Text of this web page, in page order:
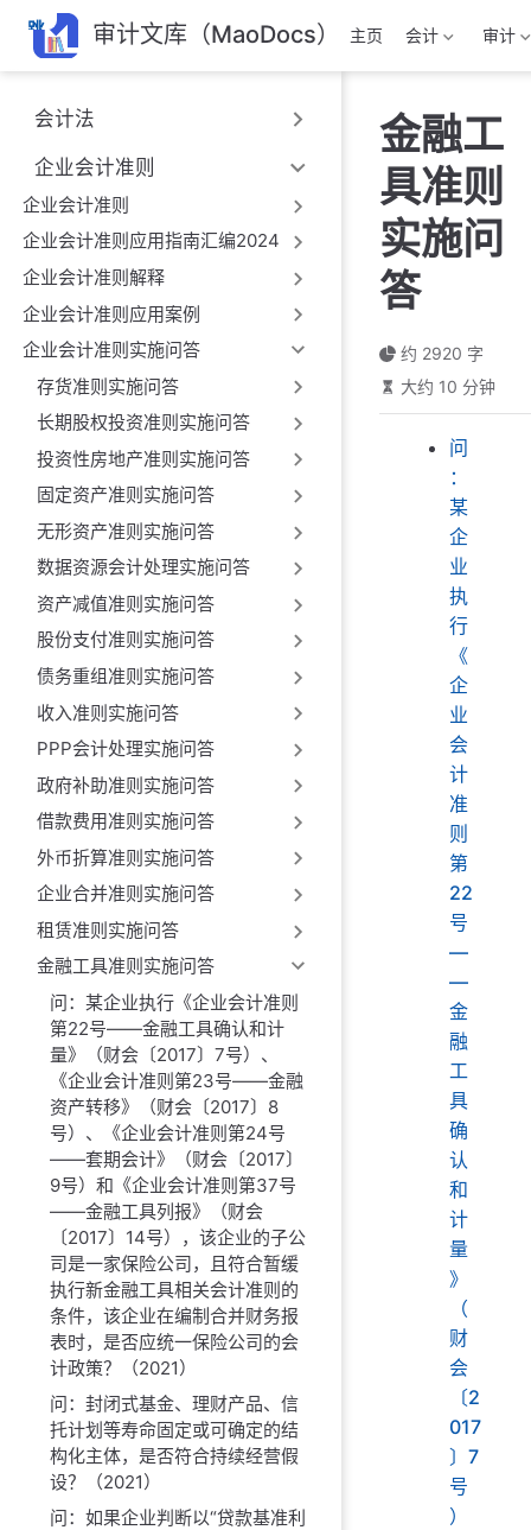
跳
至
主
內
容
审计文库（MaoDocs） 主页 会计 审计
会计法
企业会计准则
企业会计准则
企业会计准则应用指南汇编2024
企业会计准则解释
企业会计准则应用案例
企业会计准则实施问答
存货准则实施问答
长期股权投资准则实施问答
投资性房地产准则实施问答
固定资产准则实施问答
无形资产准则实施问答
数据资源会计处理实施问答
资产减值准则实施问答
股份支付准则实施问答
债务重组准则实施问答
收入准则实施问答
PPP会计处理实施问答
政府补助准则实施问答
借款费用准则实施问答
外币折算准则实施问答
企业合并准则实施问答
租赁准则实施问答
金融工具准则实施问答
问：某企业执行《企业会计准则
第22号——金融工具确认和计
量》（财会〔2017〕7号）、
《企业会计准则第23号——金融
资产转移》（财会〔2017〕8
号）、《企业会计准则第24号
——套期会计》（财会〔2017〕
9号）和《企业会计准则第37号
——金融工具列报》（财会
〔2017〕14号），该企业的子公
司是一家保险公司，且符合暂缓
执行新金融工具相关会计准则的
条件，该企业在编制合并财务报
表时，是否应统一保险公司的会
计政策？（2021）
问：封闭式基金、理财产品、信
托计划等寿命固定或可确定的结
构化主体，是否符合持续经营假
设？（2021）
问：如果企业判断以“贷款基准利
金融工
具准则
实施问
答
约 2920 字
大约 10 分钟
问
：
某
企
业
执
行
《
企
业
会
计
准
则
第
22
号
—
—
金
融
工
具
确
认
和
计
量
》
（
财
会
〔2
017
〕7
号
）